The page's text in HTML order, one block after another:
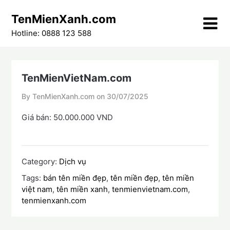
content
TenMienXanh.com
Hotline: 0888 123 588
TenMienVietNam.com
By TenMienXanh.com on 30/07/2025
Giá bán: 50.000.000 VND
Category: Dịch vụ
Tags: bán tên miền đẹp,tên miền đẹp,tên miền
việt nam,tên miền xanh,tenmienvietnam.com,
tenmienxanh.com